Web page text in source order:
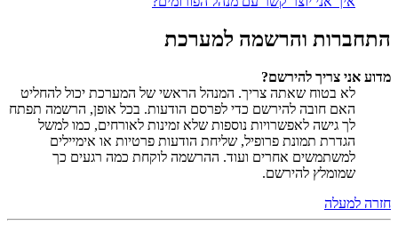
התחברות והרשמה למערכת
מדוע אני צריך להירשם?
לא בטוח שאתה צריך. המנהל הראשי של המערכת יכול להחליט
האם חובה להירשם כדי לפרסם הודעות. בכל אופן, הרשמה תפתח
לך גישה לאפשרויות נוספות שלא זמינות לאורחים, כמו למשל
הגדרת תמונת פרופיל, שליחת הודעות פרטיות או אימיילים
למשתמשים אחרים ועוד. ההרשמה לוקחת כמה רגעים כך
שמומלץ להירשם.
חזרה למעלה